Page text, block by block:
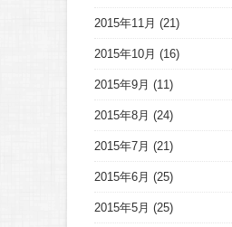
2015年11月 (21)
2015年10月 (16)
2015年9月 (11)
2015年8月 (24)
2015年7月 (21)
2015年6月 (25)
2015年5月 (25)